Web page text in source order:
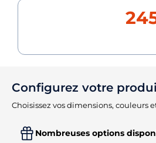
Configurez votre
Choisissez vos dimensions, couleurs
Nombreuses options